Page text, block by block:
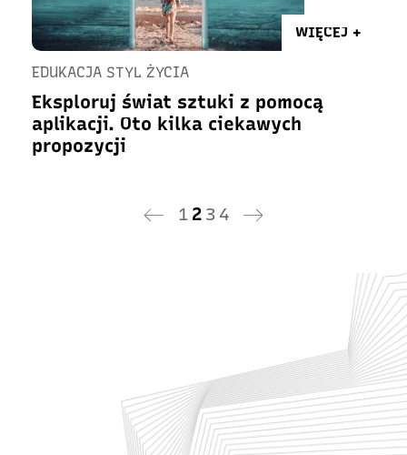
WIĘCEJ +
EDUKACJA STYL ŻYCIA
Eksploruj świat sztuki z pomocą
aplikacji. Oto kilka ciekawych
propozycji
1 2 3 4